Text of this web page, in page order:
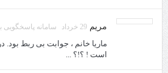
مریم 29 خرداد سامانه
ماریا خانم ، جوابت بی ربط
است ! ؟!؟ ...